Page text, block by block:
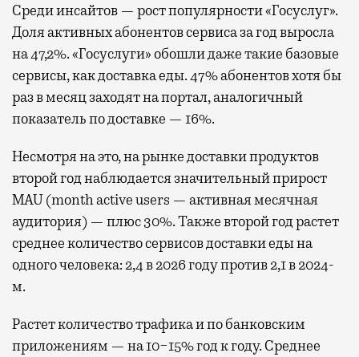
Среди инсайтов — рост популярности «Госуслуг».
Доля активных абонентов сервиса за год выросла
на 47,2%. «Госуслуги» обошли даже такие базовые
сервисы, как доставка еды. 47% абонентов хотя бы
раз в месяц заходят на портал, аналогичный
показатель по доставке — 16%.
Несмотря на это, на рынке доставки продуктов
второй год наблюдается значительный прирост
MAU (month active users — активная месячная
аудитория) — плюс 30%. Также второй год растет
среднее количество сервисов доставки еды на
одного человека: 2,4 в 2026 году против 2,1 в 2024-
м.
Растет количество трафика и по банковским
приложениям — на 10−15% год к году. Среднее